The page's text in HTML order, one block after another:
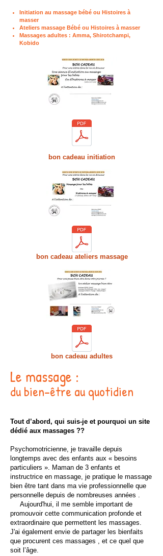
Initiation au massage bébé ou Histoires à
masser
Ateliers massage Bébé ou Histoires à masser
Massages adultes : Amma, Shirotchampi,
Kobido
bon cadeau initiation
bon cadeau ateliers massage
bon cadeau adultes
Le massage :
du bien-être au quotidien
Tout d’abord, qui suis-je et pourquoi un site
dédié aux massages ??
Psychomotricienne, je travaille depuis
longtemps avec des enfants aux « besoins
particuliers ». Maman de 3 enfants et
instructrice en massage, je pratique le massage
bien être tant dans ma vie professionnelle que
personnelle depuis de nombreuses années .
Aujourd'hui, il me semble important de
promouvoir cette communication profonde et
extraordinaire que permettent les massages.
J'ai également envie de partager les bienfaits
que procurent ces massages , et ce quel que
soit l’âge.